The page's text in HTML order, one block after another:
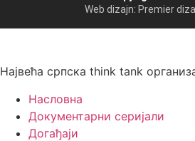
Web dizajn: Premier
Највећа српска think tank
Насловна
Документарни серијали
Догађаји